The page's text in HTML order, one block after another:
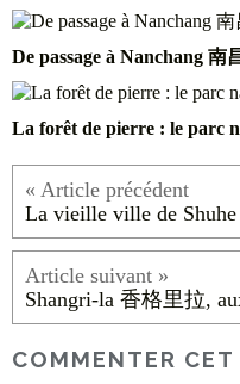
De passage à Nanchang 南
La forêt de pierre : le parc
La vieille ville de
Shangri-la 香格里拉,
COMMENTER